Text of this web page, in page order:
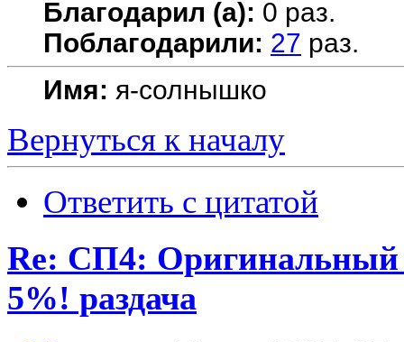
Благодарил (а): 0 раз.
Поблагодарили: 27 раз.
Имя: я-солнышко
Вернуться к началу
Ответить с цитатой
Re: СП4:
5%! раздача